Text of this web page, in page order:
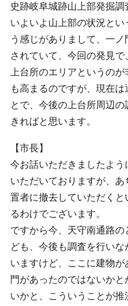
史跡岐阜城跡山上部発掘調
いよいよ山上部の状況と
う感じがありまして、一
されていて、今回の発見
上台所のエリアというの
も高まるのですが、現在
とで、今後の上台所周辺
きればと思います。
【市長】
今お話いただきましたよ
いただいておりますが、
置者に撤去していただく
るわけでございます。
ですから今、天守南通路
ども、今後も調査を行い
いますけど、ここに建物
門があったのではないか
いかと、こういうことが